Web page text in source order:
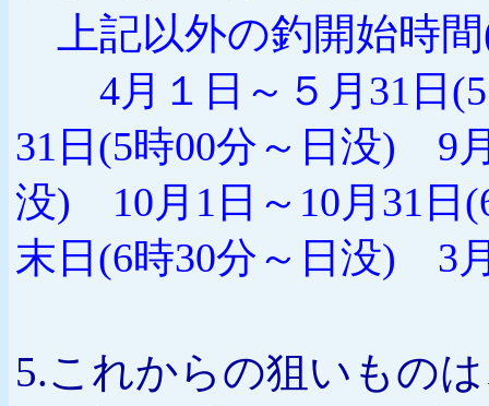
上記以外の釣開始時
4月１日～５月31日
31日(5時00分～日没) 9
没) 10月1日～10月31日
末日(6時30分～日没) 3
5.これからの狙いもの